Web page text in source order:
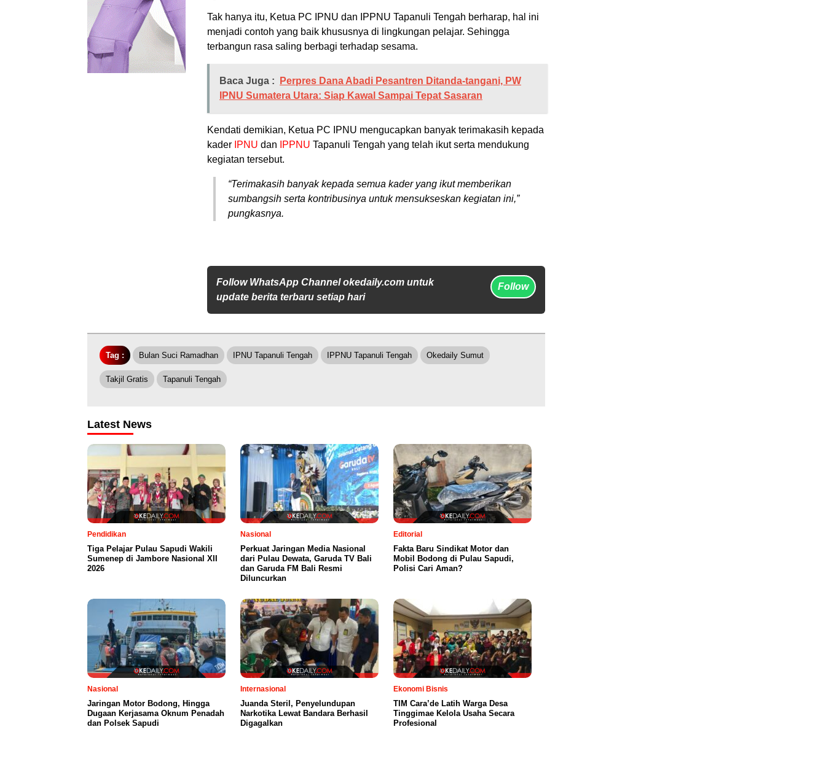
Tak hanya itu, Ketua PC IPNU dan IPPNU Tapanuli Tengah berharap, hal ini
menjadi contoh yang baik khususnya di lingkungan pelajar. Sehingga
terbangun rasa saling berbagi terhadap sesama.
Baca Juga :
Perpres Dana Abadi Pesantren Ditanda-tangani, PW
IPNU Sumatera Utara: Siap Kawal Sampai Tepat Sasaran
Kendati demikian, Ketua PC IPNU mengucapkan banyak terimakasih kepada
kader IPNU dan IPPNU Tapanuli Tengah yang telah ikut serta mendukung
kegiatan tersebut.
“Terimakasih banyak kepada semua kader yang ikut memberikan
sumbangsih serta kontribusinya untuk mensukseskan kegiatan ini,”
pungkasnya.
Follow WhatsApp Channel okedaily.com untuk
update berita terbaru setiap hari
Follow
Tag : Bulan Suci Ramadhan IPNU Tapanuli Tengah IPPNU Tapanuli Tengah Okedaily Sumut
Takjil Gratis Tapanuli Tengah
Latest News
Pendidikan
Tiga Pelajar Pulau Sapudi Wakili
Sumenep di Jambore Nasional XII
2026
Nasional
Perkuat Jaringan Media Nasional
dari Pulau Dewata, Garuda TV Bali
dan Garuda FM Bali Resmi
Diluncurkan
Editorial
Fakta Baru Sindikat Motor dan
Mobil Bodong di Pulau Sapudi,
Polisi Cari Aman?
Nasional
Jaringan Motor Bodong, Hingga
Dugaan Kerjasama Oknum Penadah
dan Polsek Sapudi
Internasional
Juanda Steril, Penyelundupan
Narkotika Lewat Bandara Berhasil
Digagalkan
Ekonomi Bisnis
TIM Cara’de Latih Warga Desa
Tinggimae Kelola Usaha Secara
Profesional